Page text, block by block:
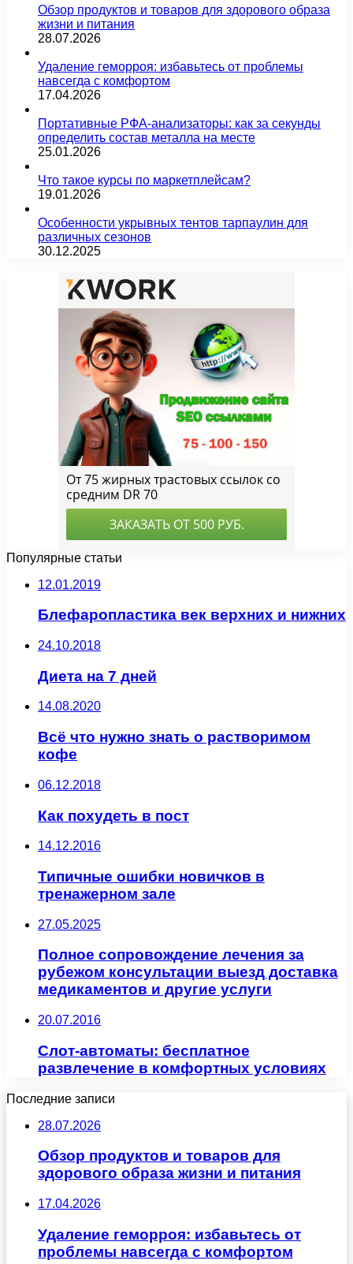
Обзор продуктов и товаров для здорового образа
жизни и питания
28.07.2026
Удаление геморроя: избавьтесь от проблемы
навсегда с комфортом
17.04.2026
Портативные РФА-анализаторы: как за секунды
определить состав металла на месте
25.01.2026
Что такое курсы по маркетплейсам?
19.01.2026
Особенности укрывных тентов тарпаулин для
различных сезонов
30.12.2025
Популярные статьи
12.01.2019
Блефаропластика век верхних и нижних
24.10.2018
Диета на 7 дней
14.08.2020
Всё что нужно знать о растворимом
кофе
06.12.2018
Как похудеть в пост
14.12.2016
Типичные ошибки новичков в
тренажерном зале
27.05.2025
Полное сопровождение лечения за
рубежом консультации выезд доставка
медикаментов и другие услуги
20.07.2016
Слот-автоматы: бесплатное
развлечение в комфортных условиях
Последние записи
28.07.2026
Обзор продуктов и товаров для
здорового образа жизни и питания
17.04.2026
Удаление геморроя: избавьтесь от
проблемы навсегда с комфортом